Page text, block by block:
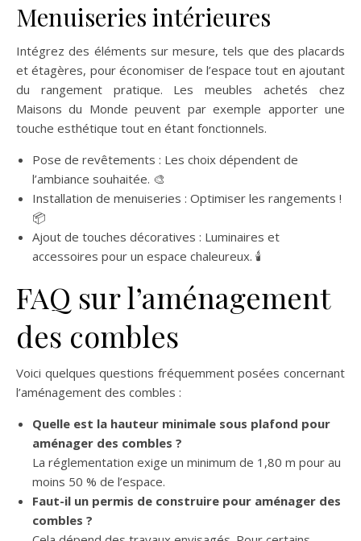
Menuiseries intérieures
Intégrez des éléments sur mesure, tels que des placards
et étagères, pour économiser de l’espace tout en ajoutant
du rangement pratique. Les meubles achetés chez
Maisons du Monde peuvent par exemple apporter une
touche esthétique tout en étant fonctionnels.
Pose de revêtements : Les choix dépendent de
l’ambiance souhaitée. 🎨
Installation de menuiseries : Optimiser les rangements !
📦
Ajout de touches décoratives : Luminaires et
accessoires pour un espace chaleureux. 🕯️
FAQ sur l’aménagement
des combles
Voici quelques questions fréquemment posées concernant
l’aménagement des combles :
Quelle est la hauteur minimale sous plafond pour
aménager des combles ?
La réglementation exige un minimum de 1,80 m pour au
moins 50 % de l’espace.
Faut-il un permis de construire pour aménager des
combles ?